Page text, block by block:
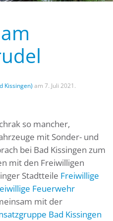
Kissingen) am 7. Juli 2021 .
so mancher,
mit Sonder- und
bei Bad Kissingen zum
mit den Freiwilligen
Stadtteile Freiwillige
Feuerwehr
mit der
Bad Kissingen